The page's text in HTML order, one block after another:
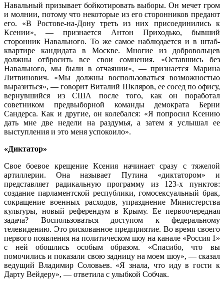
Навальный призывает бойкотировать выборы. Он мечет гром
и молнии, потому что некоторые из его сторонников предают
его. «В Ростове-на-Дону треть из них присоединились к
Ксении», — признается Антон Приходько, бывший
сторонник Навального. То же самое наблюдается и в штаб-
квартире кандидата в Москве. Многие из добровольцев
должны отбросить все свои сомнения. «Оставшись без
Навального, мы были в отчаянии», — признается Марина
Литвинович. «Мы должны воспользоваться возможностью
выразиться», — говорит Виталий Шкляров, ее сосед по офису,
вернувшийся из США после того, как он поработал
советником предвыборной команды демократа Берни
Сандерса. Как и другие, он колебался: «Я попросил Ксению
дать мне две недели на раздумья, а затем я услышал ее
выступления и это меня успокоило».
«Диктатор»
Свое боевое крещение Ксения начинает сразу с тяжелой
артиллерии. Она называет Путина «диктатором» и
представляет радикальную программу из 123-х пунктов:
создание парламентской республики, гомосексуальный брак,
сокращение военных расходов, упразднение Министерства
культуры, новый референдум в Крыму. Ее первоочередная
задача? Воспользоваться доступом к федеральному
телевидению. Это рискованное предприятие. Во время своего
первого появления на политическом шоу на канале «Россия 1»
с ней обошлись особым образом. «Спасибо, что вы
помочились и показали свою задницу на моем шоу», — сказал
ведущий Владимир Соловьев. «Я знала, что иду в гости к
Дарту Вейдеру», — ответила с улыбкой Собчак.